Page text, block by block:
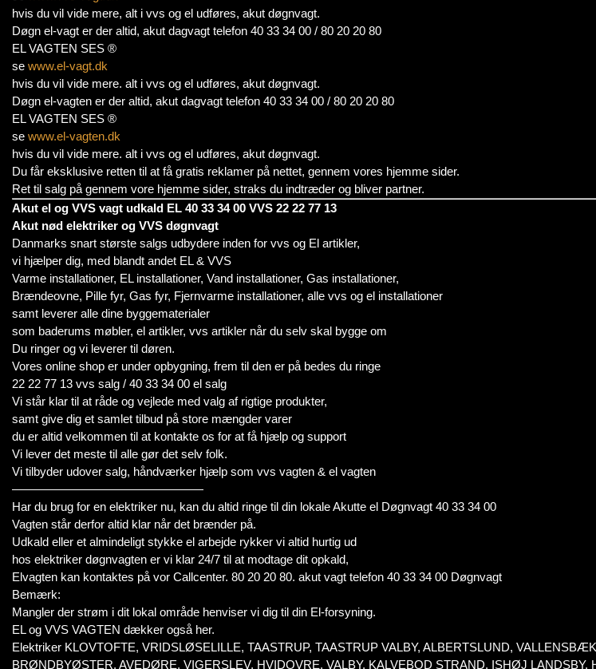
hvis du vil vide mere, alt i vvs og el udføres, akut døgnvagt.
Døgn el-vagt er der altid, akut dagvagt telefon 40 33 34 00 / 80 20 20 80
EL VAGTEN SES ®
se www.el-vagt.dk
hvis du vil vide mere. alt i vvs og el udføres, akut døgnvagt.
Døgn el-vagten er der altid, akut dagvagt telefon 40 33 34 00 / 80 20 20 80
EL VAGTEN SES ®
se www.el-vagten.dk
hvis du vil vide mere. alt i vvs og el udføres, akut døgnvagt.
Du får eksklusive retten til at få gratis reklamer på nettet, gennem vores hjemme sider.
Ret til salg på gennem vore hjemme sider, straks du indtræder og bliver partner.
Akut el og VVS vagt udkald EL 40 33 34 00 VVS 22 22 77 13
Akut nød elektriker og VVS døgnvagt
Danmarks snart største salgs udbydere inden for vvs og El artikler,
vi hjælper dig, med blandt andet EL & VVS
Varme installationer, EL installationer, Vand installationer, Gas installationer,
Brændeovne, Pille fyr, Gas fyr, Fjernvarme installationer, alle vvs og el installationer
samt leverer alle dine byggematerialer
som baderums møbler, el artikler, vvs artikler når du selv skal bygge om
Du ringer og vi leverer til døren.
Vores online shop er under opbygning, frem til den er på bedes du ringe
22 22 77 13 vvs salg / 40 33 34 00 el salg
Vi står klar til at råde og vejlede med valg af rigtige produkter,
samt give dig et samlet tilbud på store mængder varer
du er altid velkommen til at kontakte os for at få hjælp og support
Vi lever det meste til alle gør det selv folk.
Vi tilbyder udover salg, håndværker hjælp som vvs vagten & el vagten
————————————————
Har du brug for en elektriker nu, kan du altid ringe til din lokale Akutte el Døgnvagt 40 33 34 00
Vagten står derfor altid klar når det brænder på.
Udkald eller et almindeligt stykke el arbejde rykker vi altid hurtig ud
hos elektriker døgnvagten er vi klar 24/7 til at modtage dit opkald,
Elvagten kan kontaktes på vor Callcenter. 80 20 20 80. akut vagt telefon 40 33 34 00 Døgnvagt
Bemærk:
Mangler der strøm i dit lokal område henviser vi dig til din El-forsyning.
EL og VVS VAGTEN dækker også her.
Elektriker KLOVTOFTE, VRIDSLØSELILLE, TAASTRUP, TAASTRUP VALBY, ALBERTSLUND,
BRØNDBYØSTER, AVEDØRE, VIGERSLEV, HVIDOVRE, VALBY, KALVEBOD STRAND, ISHØJ